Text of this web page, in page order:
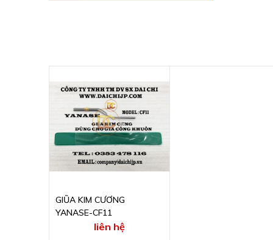
GIŨA KIM CƯƠNG
YANASE-CF11
liên hệ